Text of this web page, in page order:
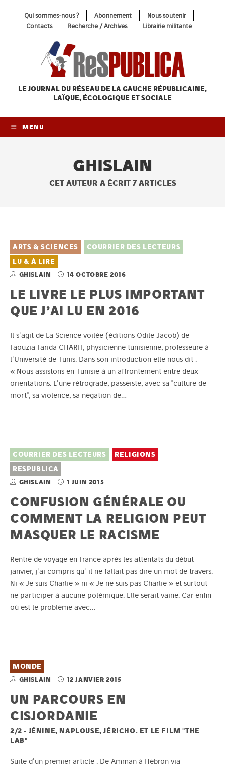
Qui sommes-nous ? Abonnement
Nous soutenir
Contacts
Recherche / Archives Librairie militante
LE JOURNAL DU RÉSEAU DE LA GAUCHE RÉPUBLICAINE,
LAÏQUE, ÉCOLOGIQUE ET SOCIALE
MENU
GHISLAIN
CET AUTEUR A ÉCRIT 7 ARTICLES
ARTS & SCIENCES
COURRIER DES LECTEURS
LU & À LIRE
GHISLAIN 14 OCTOBRE 2016
LE LIVRE LE PLUS IMPORTANT
QUE J’AI LU EN 2016
Il s'agit de La Science voilée (éditions Odile Jacob) de
Faouzia Farida CHARFI, physicienne tunisienne, professeure à
l'Université de Tunis. Dans son introduction elle nous dit :
« Nous assistons en Tunisie à un affrontement entre deux
orientations. L'une rétrograde, passéiste, avec sa "culture de
mort", sa violence, sa négation de…
COURRIER DES LECTEURS
RELIGIONS
RESPUBLICA
GHISLAIN 1 JUIN 2015
CONFUSION GÉNÉRALE OU
COMMENT LA RELIGION PEUT
MASQUER LE RACISME
Rentré de voyage en France après les attentats du début
janvier, j'ai compris qu' il ne fallait pas dire un mot de travers.
Ni « Je suis Charlie » ni « Je ne suis pas Charlie » et surtout
ne participer à aucune polémique. Elle serait vaine. Car enfin
où est le problème avec…
MONDE
GHISLAIN 12 JANVIER 2015
UN PARCOURS EN
CISJORDANIE
2/2 - JÉNINE, NAPLOUSE, JÉRICHO. ET LE FILM "THE
LAB"
Suite d'un premier article : De Amman à Hébron via